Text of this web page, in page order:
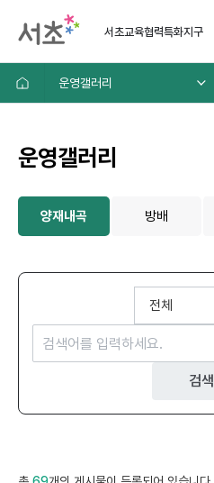
서초교육협력특화지구
운영갤러리
운영갤러리
양재내곡 방배
검색